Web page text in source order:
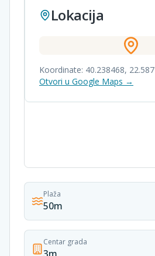
Lokacija
Koordinate: 40.238468,
Otvori u Google Maps →
Plaža
50m
Centar grada